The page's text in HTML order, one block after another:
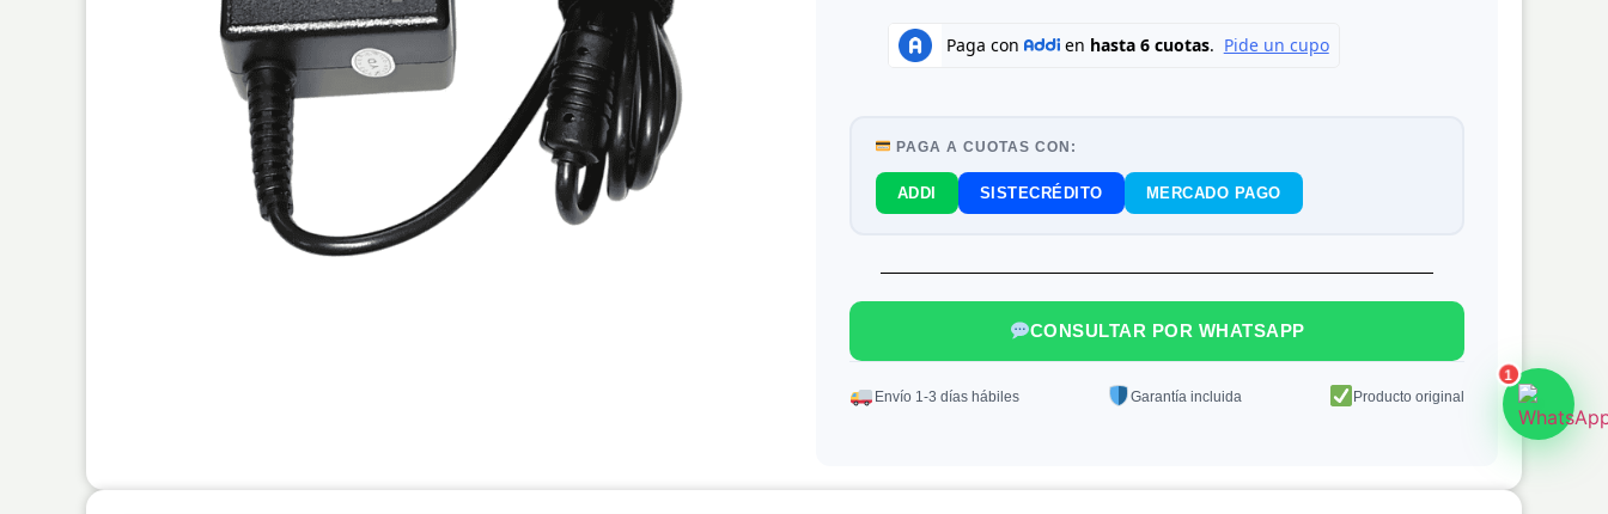
PAGA A CUOTAS CON:
ADDI SISTECRÉDITO MERCADO PAGO
CONSULTAR POR WHATSAPP
Envío 1-3 días hábiles Garantía incluida Producto original
1